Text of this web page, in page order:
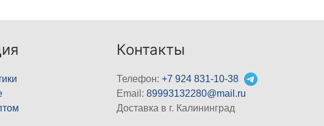
Контакты
Телефон:+7 924 831-10-38
Email:89993132280@mail.ru
Доставка в г. Калининград